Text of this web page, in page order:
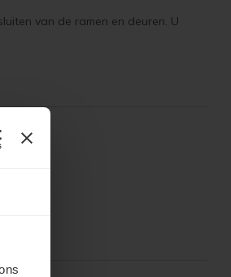
van de ramen en deuren. U